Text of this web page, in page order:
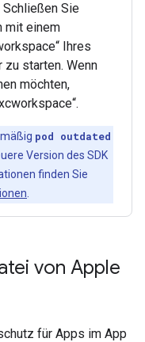
Schließen Sie
mit einem
Ihres
starten. Wenn
möchten,
pod outdated
Version des SDK
finden Sie
von Apple
für Apps im App